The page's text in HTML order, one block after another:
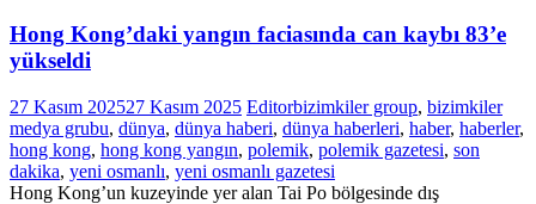
Hong Kong’daki yangın faciasında can kaybı 83’e
yükseldi
27 Kasım 202527 Kasım 2025 Editorbizimkiler group, bizimkiler
medya grubu, dünya, dünya haberi, dünya haberleri, haber, haberler,
hong kong, hong kong yangın, polemik, polemik gazetesi, son
dakika, yeni osmanlı, yeni osmanlı gazetesi
Hong Kong’un kuzeyinde yer alan Tai Po bölgesinde dış